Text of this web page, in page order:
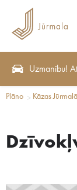
Uzmanību!
Plāno Kāzas Jūrmalā